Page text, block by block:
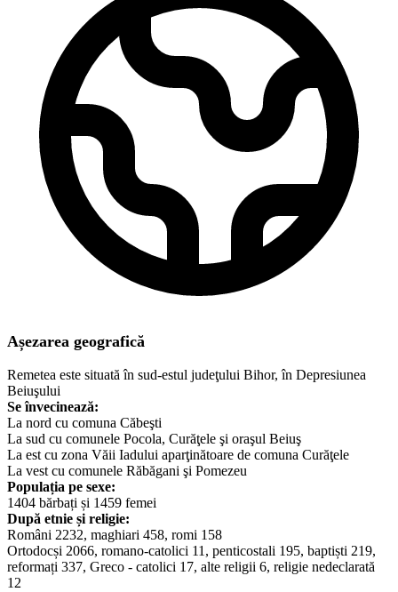
Așezarea geografică
Remetea este situată în sud-estul judeţului Bihor, în Depresiunea
Beiuşului
Se învecinează:
La nord cu comuna Căbeşti
La sud cu comunele Pocola, Curăţele şi oraşul Beiuş
La est cu zona Văii Iadului aparţinătoare de comuna Curăţele
La vest cu comunele Răbăgani şi Pomezeu
Populația pe sexe:
1404 bărbați și 1459 femei
După etnie și religie:
Români 2232, maghiari 458, romi 158
Ortodocși 2066, romano-catolici 11, penticostali 195, baptiști 219,
reformați 337, Greco - catolici 17, alte religii 6, religie nedeclarată
12